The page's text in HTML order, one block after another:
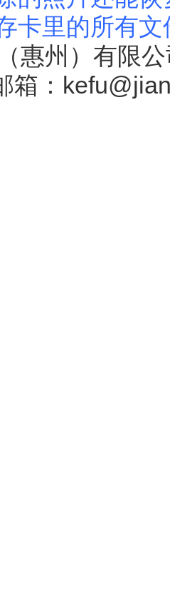
卡里的所有文
惠州）有限
箱：